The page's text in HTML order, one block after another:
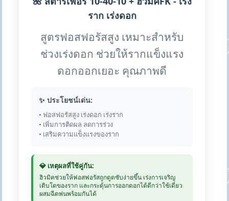
ราก เร่งดอก
สูตรฟอสฟอรัสสูง เหมาะสำหรับ
ช่วงเร่งดอก ช่วยให้รากแข็งแรง
ดอกออกเยอะ คุณภาพดี
✨ ประโยชน์เด่น:
• ฟอสฟอรัสสูง เร่งดอก เร่งราก
• เพิ่มการติดผล ลดการร่วง
• เสริมความแข็งแรงของราก
💎 เหตุผลที่ใช้คู่กัน:
ฮิวมิคช่วยให้ฟอสฟอรัสถูกดูดซับง่ายขึ้น เร่งการเจริญ
เติบโตของราก และกระตุ้นการออกดอกได้ดีกว่าใช้เดี่ยว
ผสมฉีดพ่นพร้อมกันได้